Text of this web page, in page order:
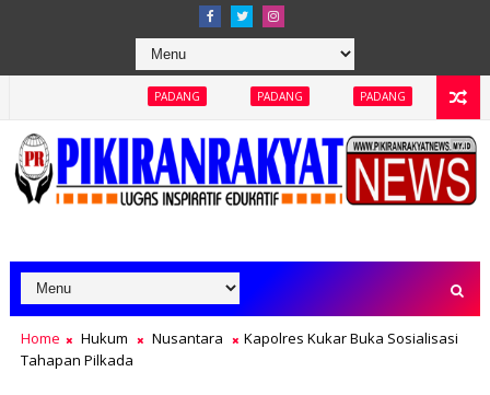
PADANG PADANG PADANG
Home Hukum Nusantara
Kapolres Kukar Buka Sosialisasi
Tahapan Pilkada